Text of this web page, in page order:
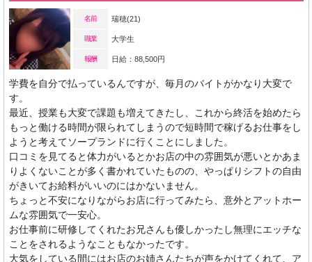
名前 瑞穂(21)
職業 大学生
報酬 日給：88,500円
学費を自分で払っているんですが、毎月のバイトがかなり大変で
す。
最近、授業も大変で課題も増えてきたし、これから終活を始めたら
もっと働ける時間が限られてしまうので短時間で稼げるお仕事をし
ようと考えてソープランドに行くことにしました。
口コミを見てると体力がいるとかお店の中の雰囲気が悪いとかあま
りよくないことが多く書かれていたものの、やっぱりシフトの自由
がきいてお給料がいいのにはかないません。
ちょっと不安になりながらお店に行ってみたら、意外とアットホー
ムな雰囲気で一安心。
お仕事前に研修してくれたお兄さんも優しかったし無理にエッチな
ことをされるようなこともなかったです。
大気をしている間にはお店のお姉さんたちが声をかけてくれて、ア